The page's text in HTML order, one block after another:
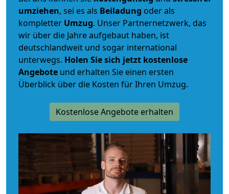
umziehen, sei es als Beiladung oder als
kompletter Umzug. Unser Partnernetzwerk, das
wir über die Jahre aufgebaut haben, ist
deutschlandweit und sogar international
unterwegs. Holen Sie sich jetzt kostenlose
Angebote und erhalten Sie einen ersten
Überblick über die Kosten für Ihren Umzug.
Kostenlose Angebote erhalten